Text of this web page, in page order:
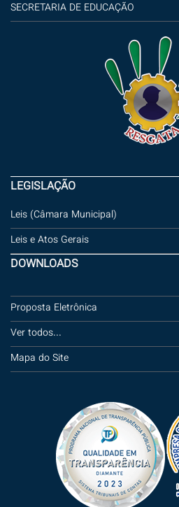
SECRETARIA DE EDUCAÇÃO
LEGISLAÇÃO
Leis (Câmara Municipal)
Leis e Atos Gerais
DOWNLOADS
Proposta Eletrônica
Ver todos...
Mapa do Site